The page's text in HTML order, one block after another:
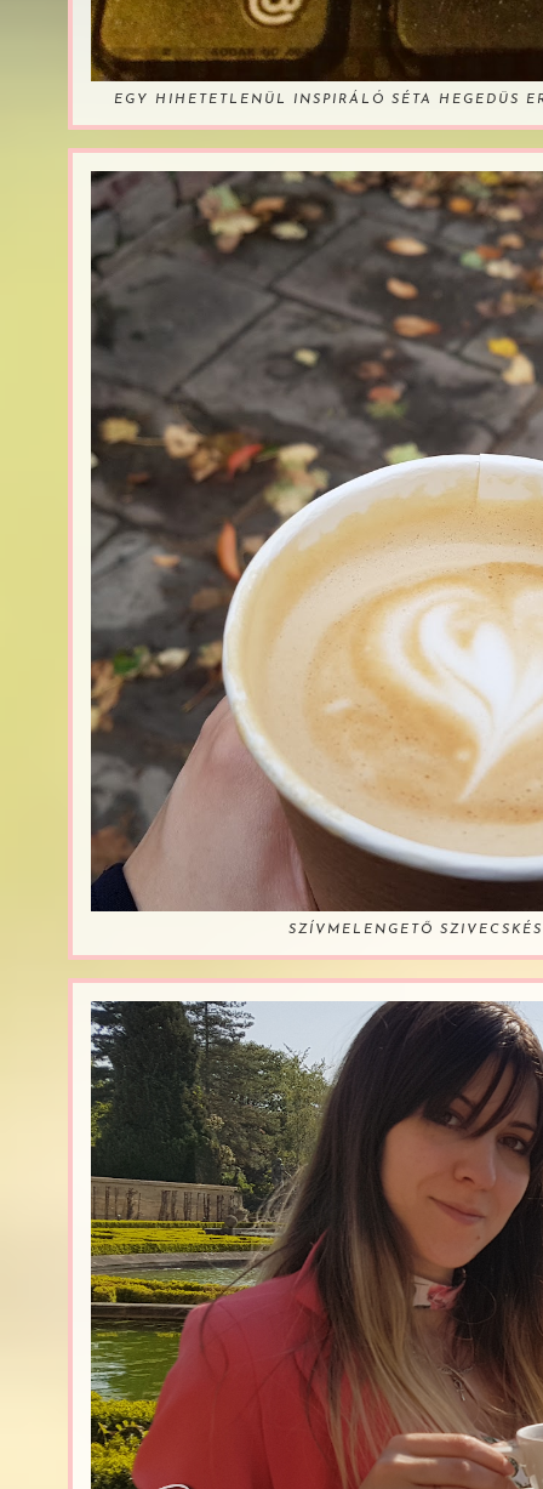
EGY HIHETETLENÜL INSPIRÁLÓ SÉTA HEGEDÜS
SZÍVMELENGETŐ